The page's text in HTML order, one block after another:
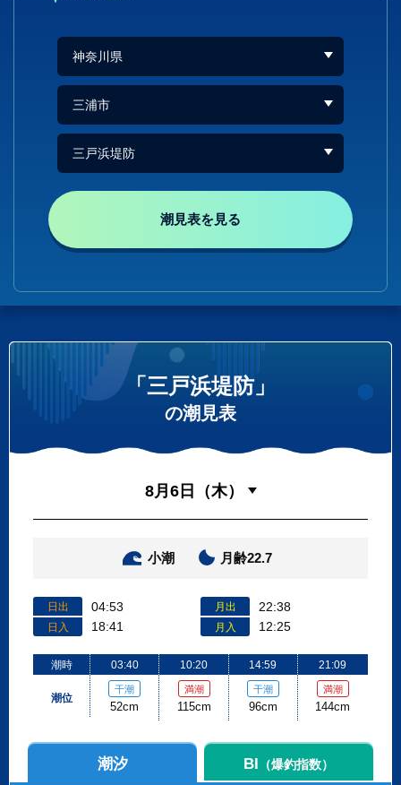
潮見表を見る
「三戸浜堤防」
の潮見表
小潮 月齢22.7
日出 04:53
日入 18:41
月出 22:38
月入 12:25
潮時
潮位
03:40
干潮
52cm
10:20
満潮
115cm
14:59
干潮
96cm
21:09
満潮
144cm
潮汐 BI （爆釣指数）